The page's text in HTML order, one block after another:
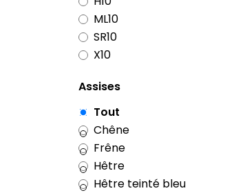
ML10
SR10
X10
Assises
Tout
Chêne
Frêne
Hêtre
Hêtre teinté bleu